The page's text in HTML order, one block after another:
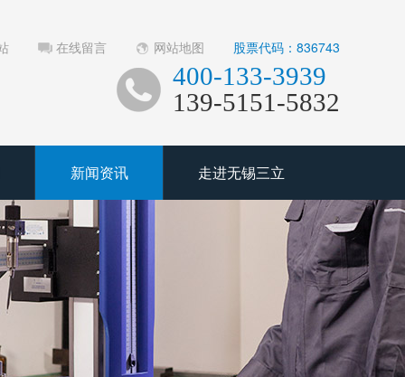
在线留言 网站地图 股票代码：836743
400-133-3939
139-5151-5832
新闻资讯 走进无锡三立